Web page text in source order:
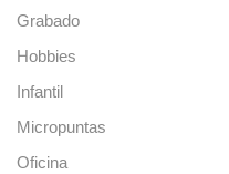
Grabado
Hobbies
Infantil
Micropuntas
Oficina